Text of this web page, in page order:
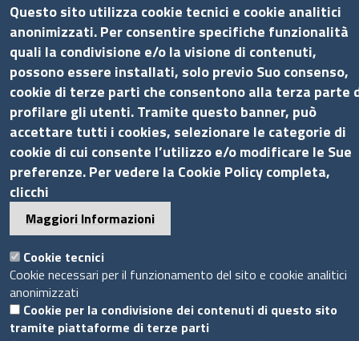
Bandi di gara
Bilanci
Concorsi e selezioni
Procedimenti
Provvedimenti
Seguici su
Sito web
Accesso riservato
Mappa del sito
Questo sito utilizza cookie tecnici e cookie analitici
anonimizzati. Per consentire specifiche funzionalità
quali la condivisione e/o la visione di contenuti,
possono essere installati, solo previo Suo consenso,
cookie di terze parti che consentono alla terza parte
profilare gli utenti. Tramite questo banner, può
accettare tutti i cookies, selezionare le categorie di
cookie di cui consente l’utilizzo e/o modificare le Sue
preferenze. Per vedere la Cookie Policy completa,
clicchi
Maggiori Informazioni
Cookie tecnici
Cookie necessari per il funzionamento del sito e cookie analitici
anonimizzati
Cookie per la condivisione dei contenuti di questo sito
tramite piattaforme di terze parti